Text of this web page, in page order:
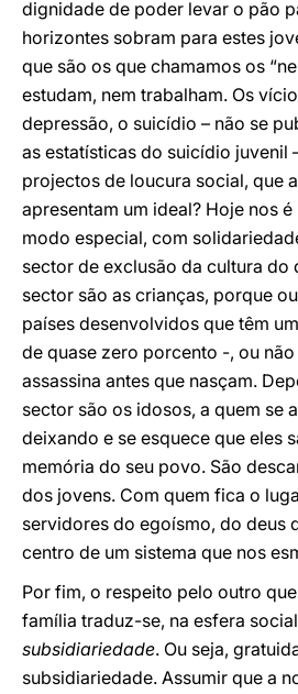
dignidade de poder levar o pão
horizontes sobram para estes
que são os que chamamos os
estudam, nem trabalham. Os
depressão, o suicídio – não se
as estatísticas do suicídio juvenil
projectos de loucura social, que
apresentam um ideal? Hoje nos
modo especial, com
sector de exclusão da cultura do
sector são as crianças, porque
países desenvolvidos que têm
de quase zero porcento -, ou
assassina antes que nasçam.
sector são os idosos, a quem se
deixando e se esquece que eles
memória do seu povo. São
dos jovens. Com quem fica o
servidores do egoísmo, do deus
centro de um sistema que nos
Por fim, o respeito pelo outro
família traduz-se, na esfera
subsidiariedade. Ou seja,
subsidiariedade. Assumir que a